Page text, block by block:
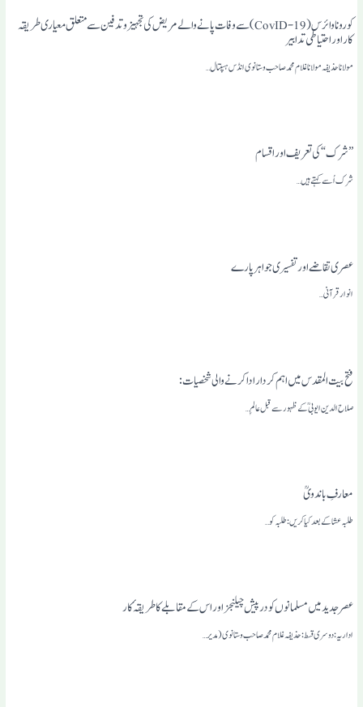
کوروناوائرس (19-CovID) سے وفات پانے والے مریض کی تجہیز و تد فین سے متعلق معیاری طریقہ
کار اور احتیاطی تدابیر
مولانا حذیفہ مولانا غلام محمد صاحب وستانوی انڈس ہسپتال…
”شرک“کی تعریف اور اقسام
شرک اُسے کہتے ہیں…
عصری تقاضے اور تفسیری جواہر پارے
انوار قرآنی …
فتح بیت المقدس میں اہم کردار ادا کرنے والی شخصیات:
صلاح الدین ایوبی ؒ کے ظہور سے قبل عالمِ…
معارفِ با ند ویؒ
طلبہ عشا کے بعد کیا کریں : طلبہ کو…
عصر جدیدمیں مسلمانوں کو درپیش چیلنجز اور اس کے مقابلے کا طریقہٴ کار
اداریہ: دوسری قسط: حذیفہ غلام محمد صاحب وستانوی (مدیر…